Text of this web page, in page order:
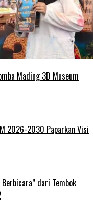
Mading 3D Museum
2026-2030 Paparkan Visi
dari Tembok